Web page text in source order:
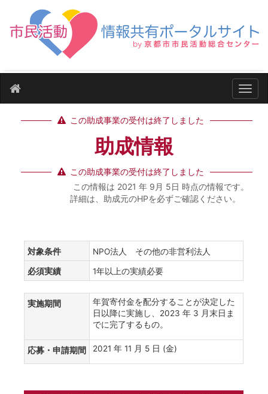
ナビ
この助成事業の受付は終了しました
助成情報
この助成事業の受付は終了しました
この情報は 2021 年 9月 5日 時点の情報です。
詳細は、助成元のHPを必ずご確認ください。
対象条件 NPO法人 その他の非営利法人
必須実績 1年以上の実績必要
実施期間
年賀寄付金を配分することが決定した
日以降に実施し、2023 年 3 月末日ま
でに完了するもの。
応募・申請期間 2021 年 11 月 5 日 (金)